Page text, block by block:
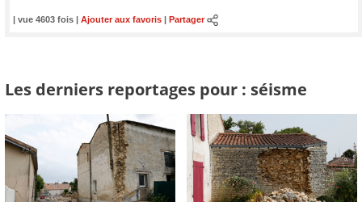
| vue 4603 fois | Ajouter aux favoris Partager
Les derniers reportages pour : séisme